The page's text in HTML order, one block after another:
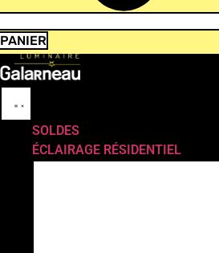
PANIER
SOLDES
ÉCLAIRAGE RÉSIDENTIEL